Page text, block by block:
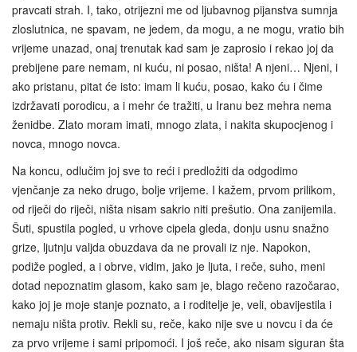
pravcati strah. I, tako, otrijezni me od ljubavnog pijanstva sumnja
zloslutnica, ne spavam, ne jedem, da mogu, a ne mogu, vratio bih
vrijeme unazad, onaj trenutak kad sam je zaprosio i rekao joj da
prebijene pare nemam, ni kuću, ni posao, ništa! A njeni… Njeni, i
ako pristanu, pitat će isto: imam li kuću, posao, kako ću i čime
izdržavati porodicu, a i mehr će tražiti, u Iranu bez mehra nema
ženidbe. Zlato moram imati, mnogo zlata, i nakita skupocjenog i
novca, mnogo novca.
Na koncu, odlučim joj sve to reći i predložiti da odgodimo
vjenčanje za neko drugo, bolje vrijeme. I kažem, prvom prilikom,
od riječi do riječi, ništa nisam sakrio niti prešutio. Ona zanijemila.
Šuti, spustila pogled, u vrhove cipela gleda, donju usnu snažno
grize, ljutnju valjda obuzdava da ne provali iz nje. Napokon,
podiže pogled, a i obrve, vidim, jako je ljuta, i reče, suho, meni
dotad nepoznatim glasom, kako sam je, blago rečeno razočarao,
kako joj je moje stanje poznato, a i roditelje je, veli, obavijestila i
nemaju ništa protiv. Rekli su, reče, kako nije sve u novcu i da će
za prvo vrijeme i sami pripomoći. I još reče, ako nisam siguran šta